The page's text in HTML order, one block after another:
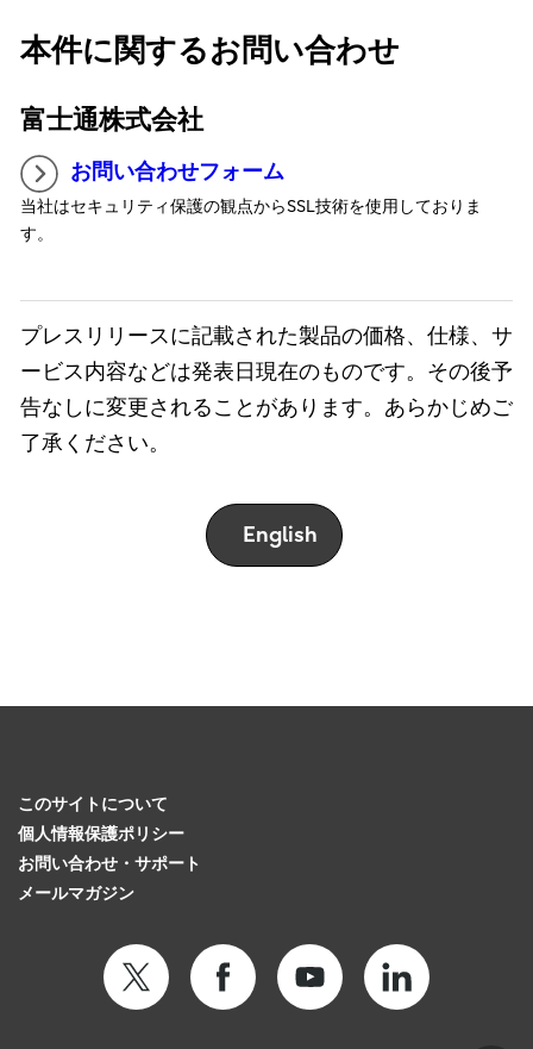
本件に関するお問い合わせ
富士通株式会社
お問い合わせフォーム
当社はセキュリティ保護の観点からSSL技術を使用しておりま
す。
プレスリリースに記載された製品の価格、仕様、サ
ービス内容などは発表日現在のものです。その後予
告なしに変更されることがあります。あらかじめご
了承ください。
English
このサイトについて
個人情報保護ポリシー
お問い合わせ・サポート
メールマガジン